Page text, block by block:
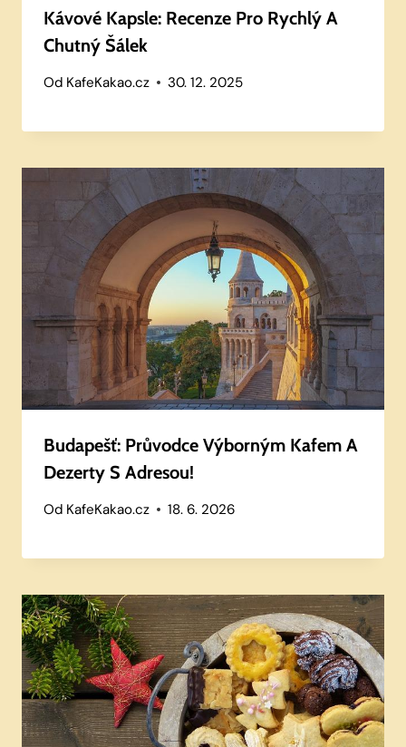
Kávové Kapsle: Recenze Pro Rychlý A
Chutný Šálek
Od KafeKakao.cz 30. 12. 2025
Budapešť: Průvodce Výborným Kafem A
Dezerty S Adresou!
Od KafeKakao.cz 18. 6. 2026